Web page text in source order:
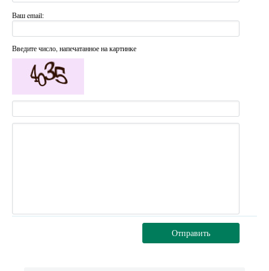
Ваш email:
Введите число, напечатанное на картинке
Отправить